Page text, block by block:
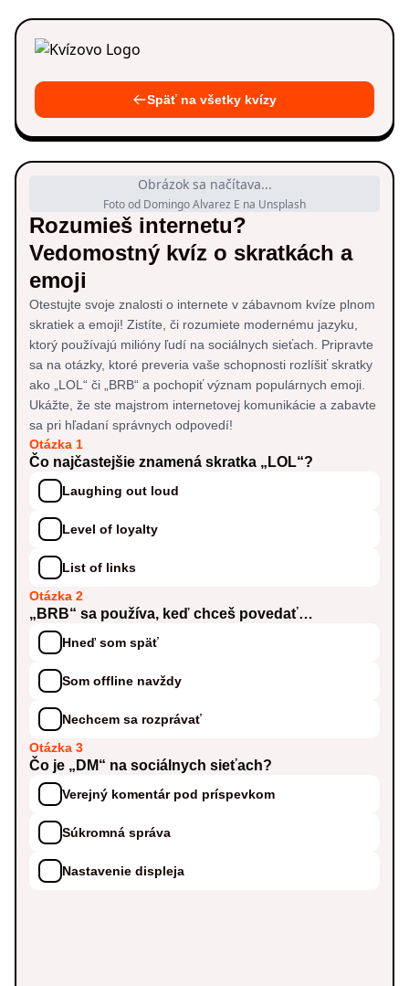
Späť na všetky kvízy
Obrázok sa načítava...
Foto od Domingo Alvarez E na Unsplash
Rozumieš internetu?
Vedomostný kvíz o skratkách a
emoji
Otestujte svoje znalosti o internete v zábavnom kvíze plnom
skratiek a emoji! Zistíte, či rozumiete modernému jazyku,
ktorý používajú milióny ľudí na sociálnych sieťach. Pripravte
sa na otázky, ktoré preveria vaše schopnosti rozlíšiť skratky
ako „LOL“ či „BRB“ a pochopiť význam populárnych emoji.
Ukážte, že ste majstrom internetovej komunikácie a zabavte
sa pri hľadaní správnych odpovedí!
Otázka 1
Čo najčastejšie znamená skratka „LOL“?
Laughing out loud
Level of loyalty
List of links
Otázka 2
„BRB“ sa používa, keď chceš povedať…
Hneď som späť
Som offline navždy
Nechcem sa rozprávať
Otázka 3
Čo je „DM“ na sociálnych sieťach?
Verejný komentár pod príspevkom
Súkromná správa
Nastavenie displeja